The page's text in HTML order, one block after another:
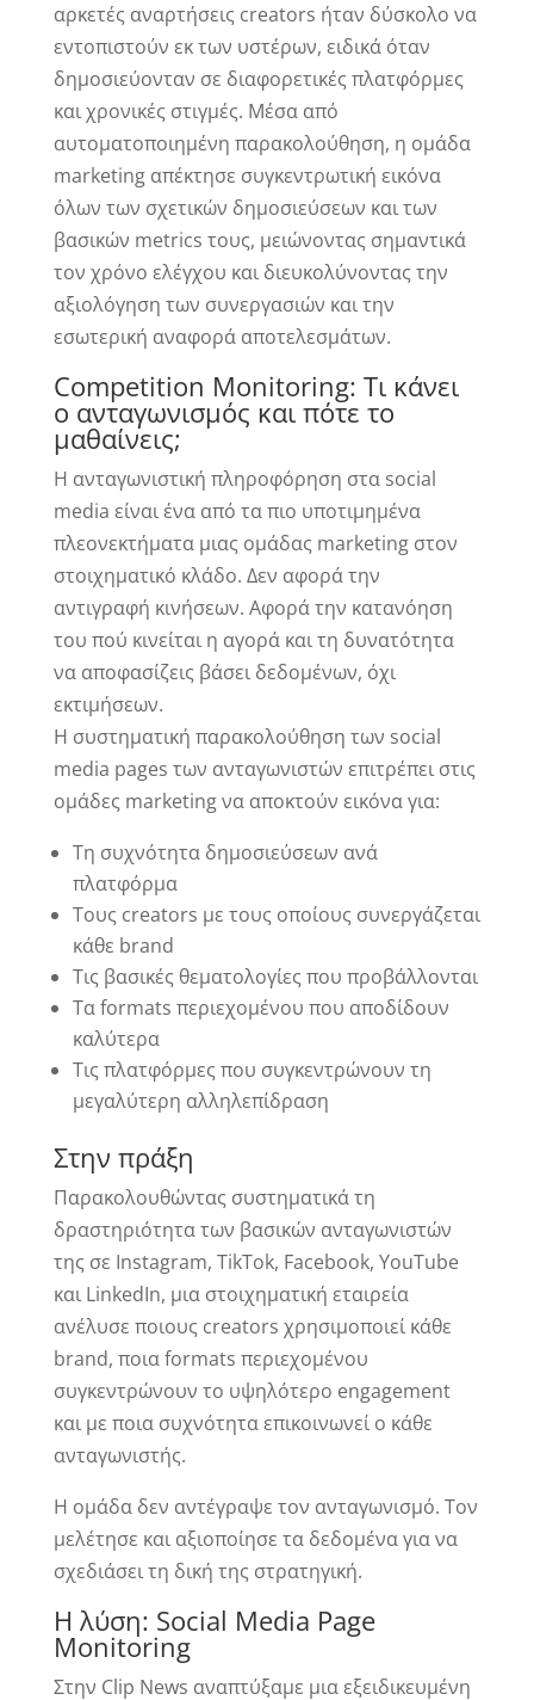
αρκετές αναρτήσεις creators ήταν δύσκολο να
εντοπιστούν εκ των υστέρων, ειδικά όταν
δημοσιεύονταν σε διαφορετικές πλατφόρμες
και χρονικές στιγμές. Μέσα από
αυτοματοποιημένη παρακολούθηση, η ομάδα
marketing απέκτησε συγκεντρωτική εικόνα
όλων των σχετικών δημοσιεύσεων και των
βασικών metrics τους, μειώνοντας σημαντικά
τον χρόνο ελέγχου και διευκολύνοντας την
αξιολόγηση των συνεργασιών και την
εσωτερική αναφορά αποτελεσμάτων.
Competition Monitoring: Τι κάνει
ο ανταγωνισμός και πότε το
μαθαίνεις;
Η ανταγωνιστική πληροφόρηση στα social
media είναι ένα από τα πιο υποτιμημένα
πλεονεκτήματα μιας ομάδας marketing στον
στοιχηματικό κλάδο. Δεν αφορά την
αντιγραφή κινήσεων. Αφορά την κατανόηση
του πού κινείται η αγορά και τη δυνατότητα
να αποφασίζεις βάσει δεδομένων, όχι
εκτιμήσεων.
Η συστηματική παρακολούθηση των social
media pages των ανταγωνιστών επιτρέπει στις
ομάδες marketing να αποκτούν εικόνα για:
Τη συχνότητα δημοσιεύσεων ανά
πλατφόρμα
Τους creators με τους οποίους συνεργάζεται
κάθε brand
Τις βασικές θεματολογίες που προβάλλονται
Τα formats περιεχομένου που αποδίδουν
καλύτερα
Τις πλατφόρμες που συγκεντρώνουν τη
μεγαλύτερη αλληλεπίδραση
Στην πράξη
Παρακολουθώντας συστηματικά τη
δραστηριότητα των βασικών ανταγωνιστών
της σε Instagram, TikTok, Facebook, YouTube
και LinkedIn, μια στοιχηματική εταιρεία
ανέλυσε ποιους creators χρησιμοποιεί κάθε
brand, ποια formats περιεχομένου
συγκεντρώνουν το υψηλότερο engagement
και με ποια συχνότητα επικοινωνεί ο κάθε
ανταγωνιστής.
Η ομάδα δεν αντέγραψε τον ανταγωνισμό. Τον
μελέτησε και αξιοποίησε τα δεδομένα για να
σχεδιάσει τη δική της στρατηγική.
Η λύση: Social Media Page
Monitoring
Στην Clip News αναπτύξαμε μια εξειδικευμένη